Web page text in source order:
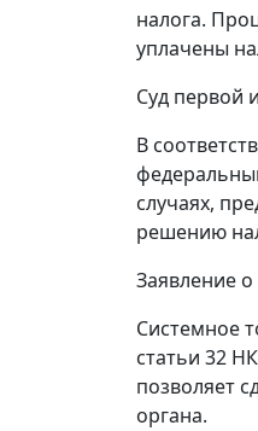
налога.
уплачены
Суд первой
В
случаях,
решению
Заявление
Системное
статьи 32
позволяет
органа.